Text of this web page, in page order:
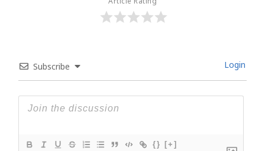
Article Rating
Subscribe Login
{} [+]